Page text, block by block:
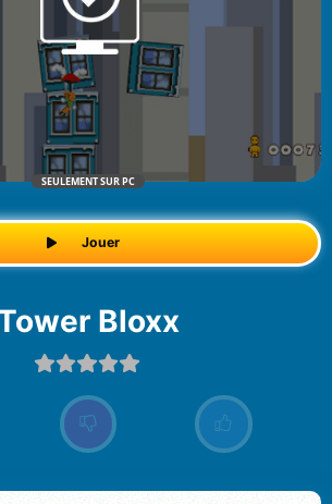
SEULEMENT SUR PC
Jouer
Tower Bloxx